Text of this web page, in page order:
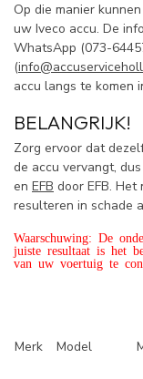
Op die manier
uw Iveco accu. De
WhatsApp (073-
(
accu langs te komen
BELANGRIJK!
Zorg ervoor dat
de accu vervangt,
en EFB door EFB.
resulteren in schade
Waarschuwing: De
juiste resultaat is het
van uw voertuig te
Merk Model